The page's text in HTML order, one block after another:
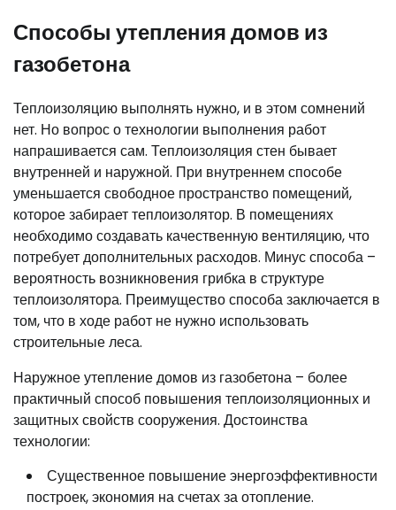
Способы утепления домов из
газобетона
Теплоизоляцию выполнять нужно, и в этом сомнений
нет. Но вопрос о технологии выполнения работ
напрашивается сам. Теплоизоляция стен бывает
внутренней и наружной. При внутреннем способе
уменьшается свободное пространство помещений,
которое забирает теплоизолятор. В помещениях
необходимо создавать качественную вентиляцию, что
потребует дополнительных расходов. Минус способа –
вероятность возникновения грибка в структуре
теплоизолятора. Преимущество способа заключается в
том, что в ходе работ не нужно использовать
строительные леса.
Наружное утепление домов из газобетона – более
практичный способ повышения теплоизоляционных и
защитных свойств сооружения. Достоинства
технологии:
Существенное повышение энергоэффективности
построек, экономия на счетах за отопление.